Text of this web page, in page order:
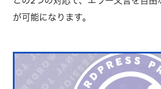
が可能になります。